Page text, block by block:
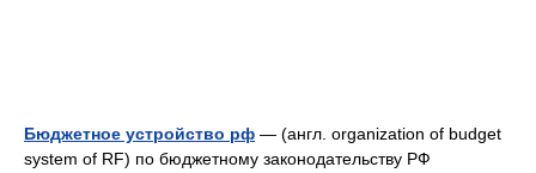
Бюджетное устройство рф — (англ. organization of budget
system of RF) по бюджетному законодательству РФ